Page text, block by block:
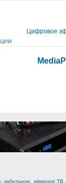
Цифровое